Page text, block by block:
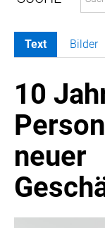
MELDUNGEN
COCA-COLA
RÖMERQUELLE
ÖSTERREICHISCHE
KESCH
Vienna Gin Festival
Herr Alfons
Text Bilder
10
neuer